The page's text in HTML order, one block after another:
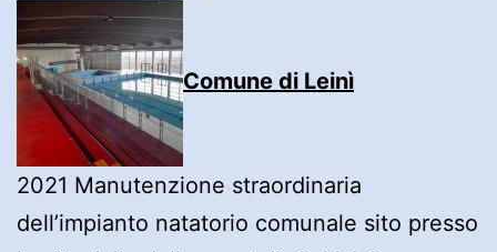
Comune di Leinì
2021 Manutenzione straordinaria
dell’impianto natatorio comunale sito presso